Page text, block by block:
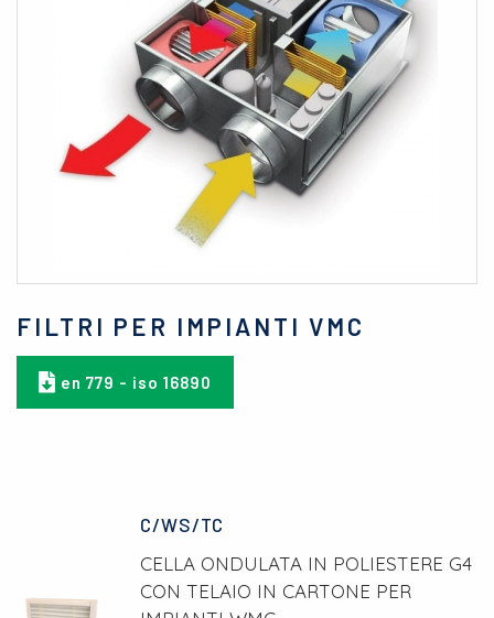
FILTRI PER IMPIANTI VMC
en 779 - iso 16890
C/WS/TC
CELLA ONDULATA IN POLIESTERE G4
CON TELAIO IN CARTONE PER